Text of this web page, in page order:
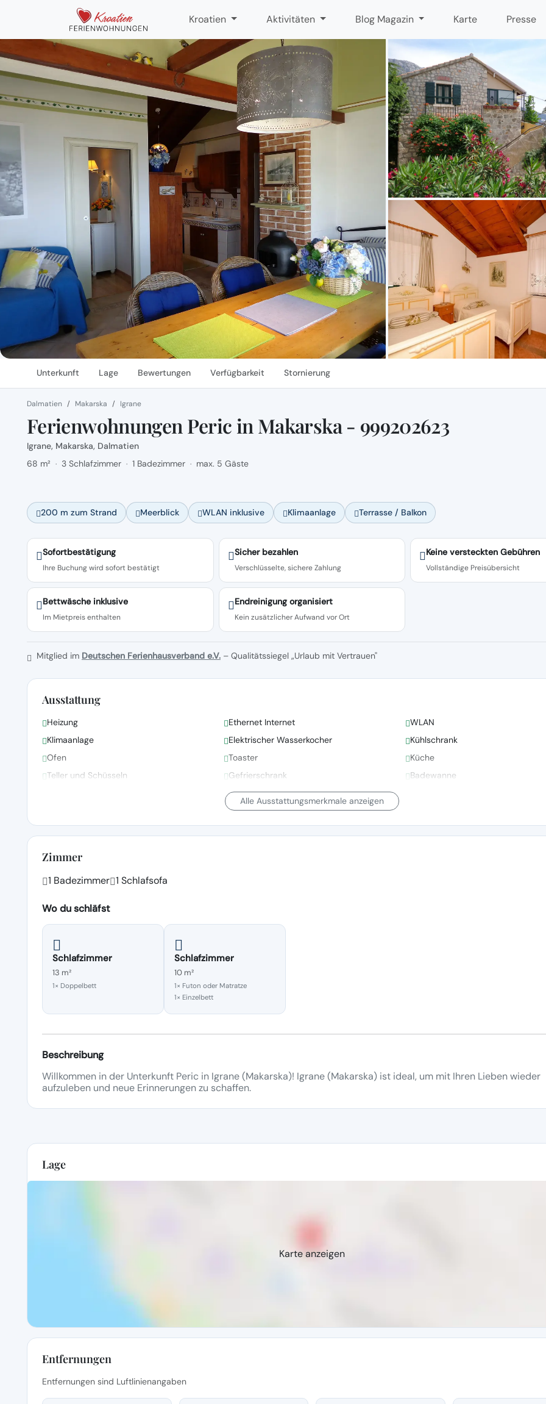
Kroatien Aktivitäten Blog Magazin Karte Presse
Unterkunft Lage Bewertungen Verfügbarkeit Stornierung
Dalmatien Makarska Igrane
Ferienwohnungen Peric in Makarska - 999202623
Igrane, Makarska, Dalmatien
68 m² · 3 Schlafzimmer · 1 Badezimmer · max. 5 Gäste
200 m zum Strand Meerblick WLAN inklusive Klimaanlage Terrasse / Balkon
Sofortbestätigung
Ihre Buchung wird sofort bestätigt
Sicher bezahlen
Verschlüsselte, sichere Zahlung
Keine versteckten Gebühren
Vollständige Preisübersicht
Bettwäsche inklusive
Im Mietpreis enthalten
Endreinigung organisiert
Kein zusätzlicher Aufwand vor Ort
Mitglied im Deutschen Ferienhausverband e.V. – Qualitätssiegel „Urlaub mit Vertrauen"
Ausstattung
Heizung Ethernet Internet
WLAN
Klimaanlage
Elektrischer Wasserkocher
Kühlschrank
Ofen
Toaster
Küche
Teller und Schüsseln
Gefrierschrank Badewanne
Alle Ausstattungsmerkmale anzeigen
Zimmer
1 Badezimmer 1 Schlafsofa
Wo du schläfst
Schlafzimmer
13 m²
1× Doppelbett
Schlafzimmer
10 m²
1× Futon oder Matratze
1× Einzelbett
Beschreibung
Willkommen in der Unterkunft Peric in Igrane (Makarska)! Igrane (Makarska) ist ideal, um mit Ihren Lieben wieder
aufzuleben und neue Erinnerungen zu schaffen.
Lage
Karte anzeigen
Entfernungen
Entfernungen sind Luftlinienangaben